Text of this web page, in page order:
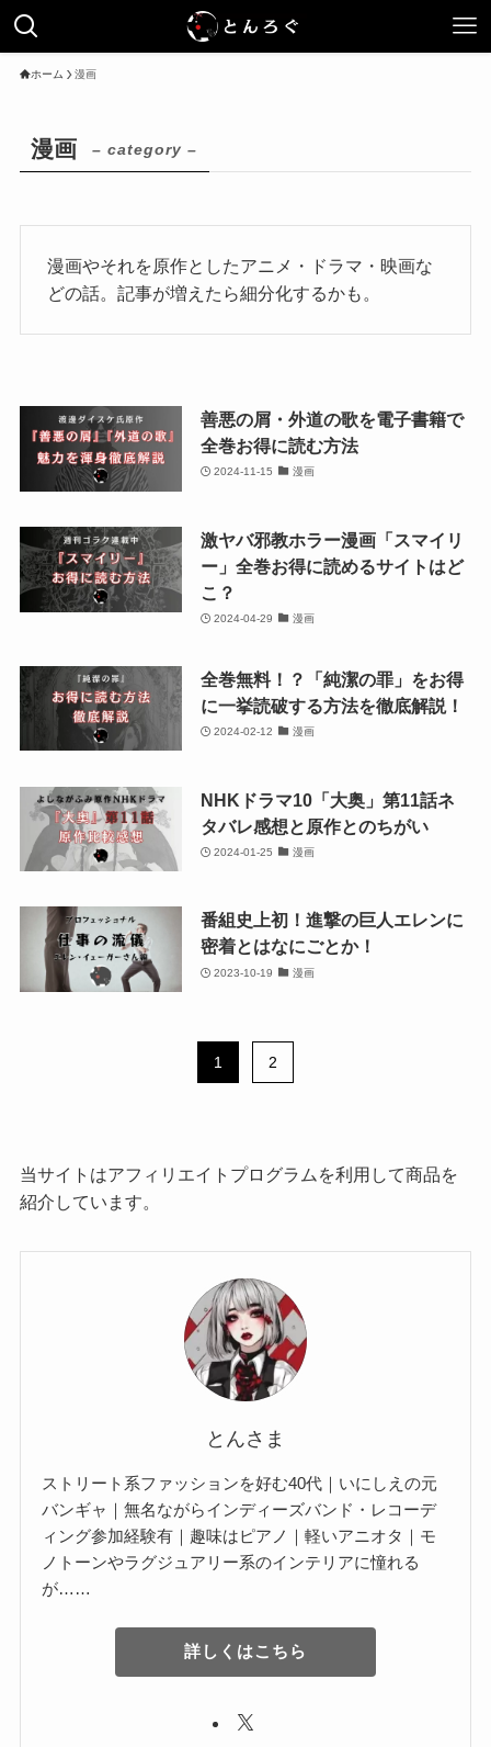
ホーム 漫画
漫画 – category –
漫画やそれを原作としたアニメ・ドラマ・映画な
どの話。記事が増えたら細分化するかも。
善悪の屑・外道の歌を電子書籍で
全巻お得に読む方法
2024-11-15 漫画
激ヤバ邪教ホラー漫画「スマイリ
ー」全巻お得に読めるサイトはど
こ？
2024-04-29 漫画
全巻無料！？「純潔の罪」をお得
に一挙読破する方法を徹底解説！
2024-02-12 漫画
NHKドラマ10「大奥」第11話ネ
タバレ感想と原作とのちがい
2024-01-25 漫画
番組史上初！進撃の巨人エレンに
密着とはなにごとか！
2023-10-19 漫画
1 2
当サイトはアフィリエイトプログラムを利用して商品を
紹介しています。
とんさま
ストリート系ファッションを好む40代｜いにしえの元
バンギャ｜無名ながらインディーズバンド・レコーデ
ィング参加経験有｜趣味はピアノ｜軽いアニオタ｜モ
ノトーンやラグジュアリー系のインテリアに憧れる
が……
詳しくはこちら